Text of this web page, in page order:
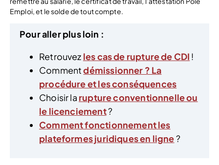
Emploi, et le solde de tout compte.
Pour aller plus loin :
Retrouvez les cas de rupture de CDI !
Commentdémissionner ? La
procédure et les conséquences
Choisir la rupture conventionnelle ou
le licenciement?
Comment fonctionnement les
plateformes juridiques en ligne?